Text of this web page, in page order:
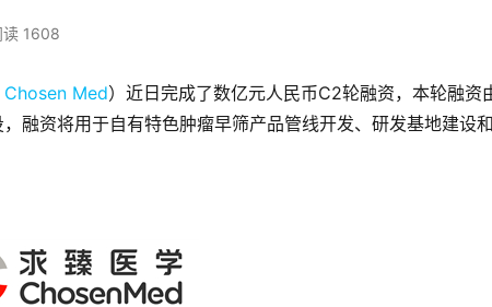
读 1608
Chosen Med）近日完成了数亿元人民币C2轮融资，本轮融资
融资将用于自有特色肿瘤早筛产品管线开发、研发基地建设